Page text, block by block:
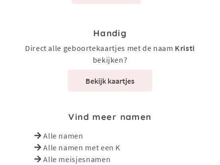
Handig
Direct alle geboortekaartjes met de naam Kristi
bekijken?
Bekijk kaartjes
Vind meer namen
Alle namen
Alle namen met een K
Alle meisjesnamen